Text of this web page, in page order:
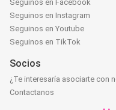
Seguinos en Facebook
Seguinos en Instagram
Seguinos en Youtube
Seguinos en TikTok
Socios
¿Te interesaría asociarte con
Contactanos